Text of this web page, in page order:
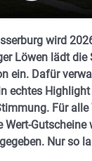
wird
Löwen lädt
ein. Dafür
echtes
Für
Nur so